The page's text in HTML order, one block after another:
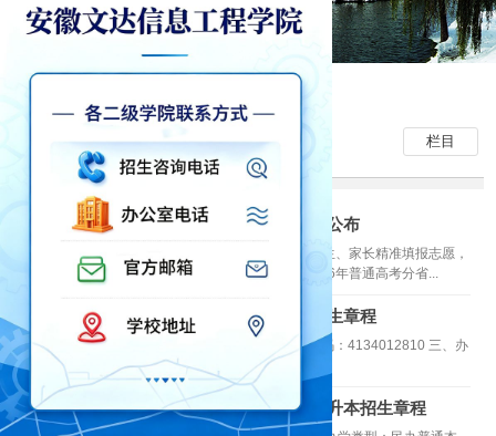
栏目
报考指南
2026高考报考指南：分省分专业招生计划公布
2026年高考志愿填报工作即将启动，为方便广大考生、家长精准填报志愿，
经各省教育考试院审批，安徽文达信息工程学院2026年普通高考分省...
安徽文达信息工程学院2026年普通高考招生章程
一、学校全称：安徽文达信息工程学院 二、学校代码：4134012810 三、办
学层次：本科 四、办...
安徽文达信息工程学院2026年普通高校专升本招生章程